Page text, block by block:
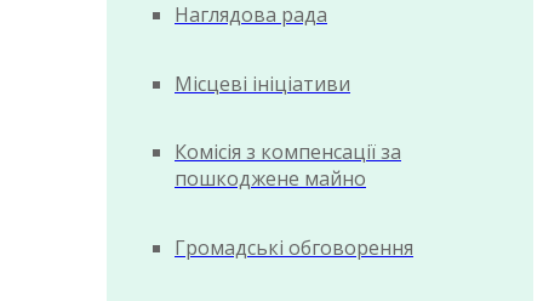
Наглядова рада
Місцеві ініціативи
Комісія з компенсації за
пошкоджене майно
Громадські обговорення